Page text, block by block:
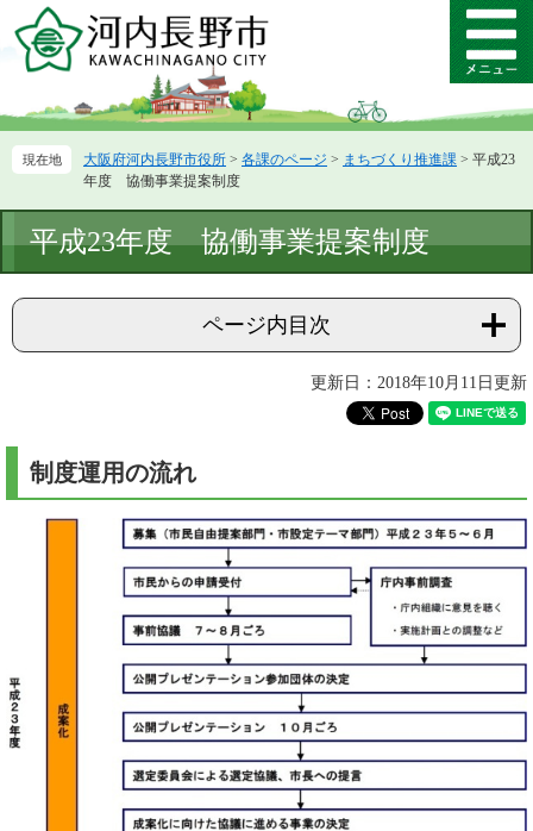
ー
先
ニ
を
て
メ
ニ
ー
大阪府河内長野市役所 > 各課のページ > まちづくり推進課 > 平成23
年度 協働事業提案制度
文
平成23年度 協働事業提案制度
ページ内目次
更新日：2018年10月11日更新
制度運用の流れ